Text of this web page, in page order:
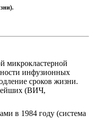
микрокластерной
инфузионных
сроков жизни.
(ВИЧ,
в 1984 году (система